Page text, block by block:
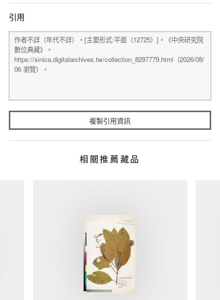
引用
複製引用資訊
相關推薦藏品